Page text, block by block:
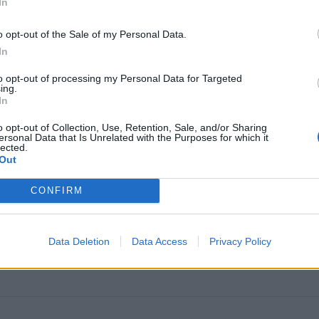
opt-out of the Sale of my Personal Data.
opt-out of processing my Personal Data for Targeted
opt-out of Collection, Use, Retention, Sale, and/or Sharing
Data that Is Unrelated with the Purposes for which it
CONFIRM
Data Deletion Data Access Privacy Policy
Mirė garsi lietuvių aktorė: „Jos vaidmenys išliks
teatro istorijoje“
Pelių ir žiurkių baubas: kas graužikus gąsdina labiau nei